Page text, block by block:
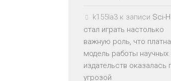
k155la3 к записи Sci-
стал играть настолько
важную роль, что
модель работы научных
издательств оказалась
угрозой